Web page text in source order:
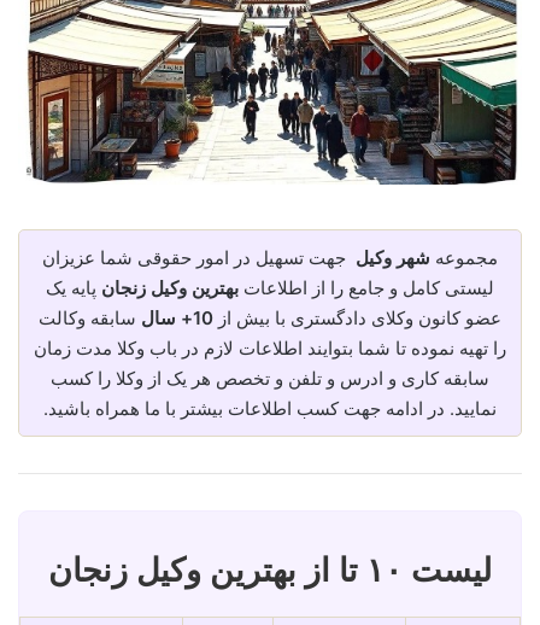
مجموعه شهر وکیل جهت تسهیل در امور حقوقی شما عزیزان
لیستی کامل و جامع را از اطلاعات بهترین وکیل زنجان پایه یک
عضو کانون وکلای دادگستری با بیش از 10+ سال
سابقه وکالت
را تهیه نموده تا شما بتوایند اطلاعات لازم در باب وکلا مدت زمان
سابقه کاری و ادرس و تلفن و تخصص هر یک از وکلا را کسب
نمایید. در ادامه جهت کسب اطلاعات بیشتر با ما همراه باشید.
لیست ۱۰ تا از بهترین وکیل زنجان